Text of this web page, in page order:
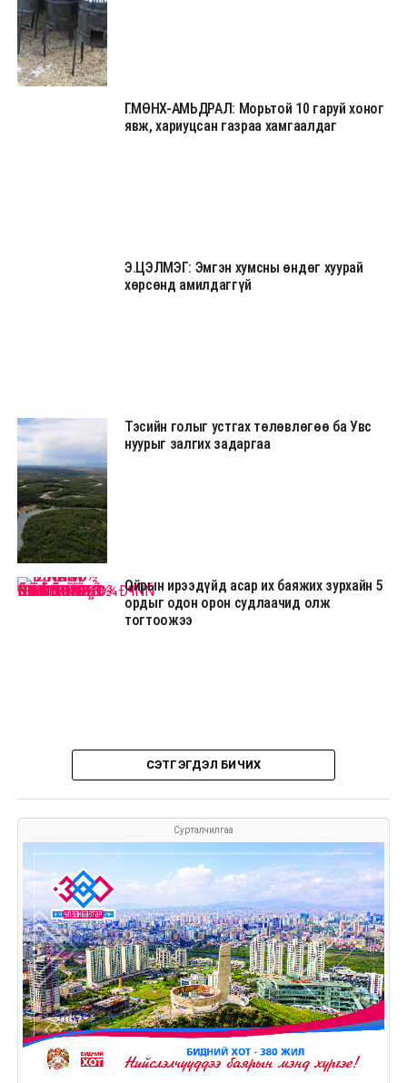
Г.МӨНХ-АМЬДРАЛ: Морьтой 10 гаруй хоног
явж, хариуцсан газраа хамгаалдаг
Э.ЦЭЛМЭГ: Эмгэн хумсны өндөг хуурай
хөрсөнд амилдаггүй
Тэсийн голыг устгах төлөвлөгөө ба Увс
нуурыг залгих задаргаа
Ойрын ирээдүйд асар их баяжих зурхайн 5
ордыг одон орон судлаачид олж
тогтоожээ
СЭТГЭГДЭЛ БИЧИХ
Сурталчилгаа